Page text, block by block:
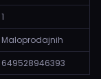
1
Maloprodajnih
649528946393